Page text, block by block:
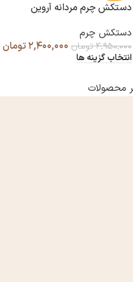
دستکش چرم مردانه آروین
دستکش چرم
۴,۹۵۰,۰۰۰تومان ۲,۴۰۰,۰۰۰تومان
انتخاب گزینه ها
محصولات